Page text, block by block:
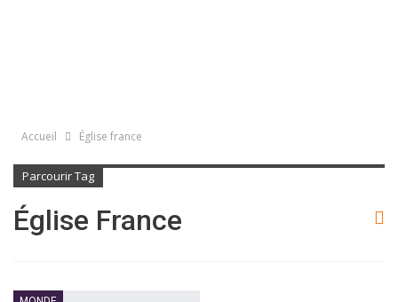
Accueil Église france
Parcourir Tag
Église France